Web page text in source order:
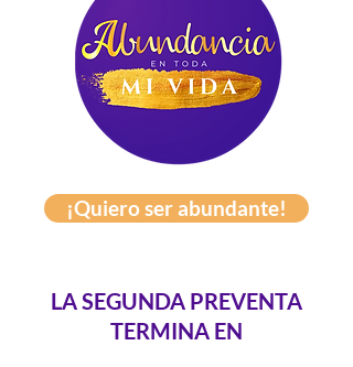
¡Quiero ser abundante!
LA SEGUNDA PREVENTA
TERMINA EN